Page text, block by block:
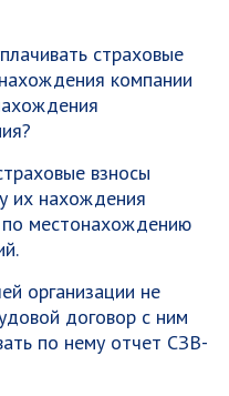
страховые
компании
взносы
их нахождения
по местонахождению
организации не
договор с ним
по нему отчет СЗВ-